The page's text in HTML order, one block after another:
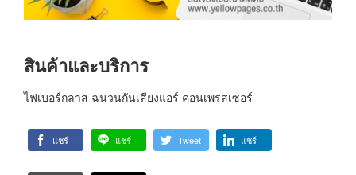
สินค้าและบริการ
ไฟเบอร์กลาส ฉนวนกันเสียงแอร์ คอนเพรสเซอร์
แชร์ แชร์ Tweet แชร์